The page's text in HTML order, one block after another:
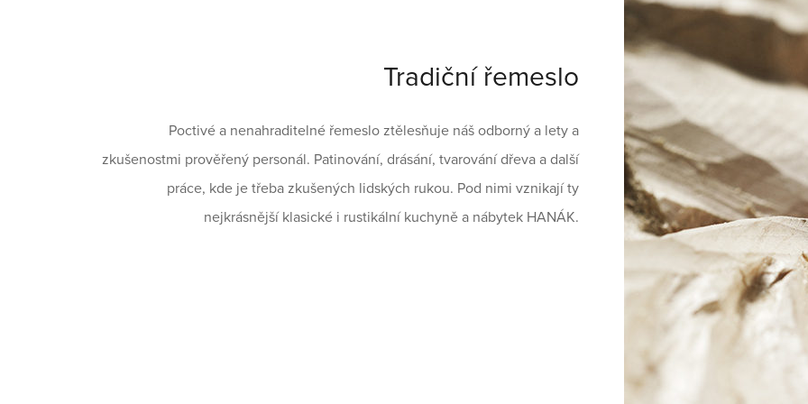
Tradiční řemeslo
Poctivé a nenahraditelné řemeslo ztělesňuje náš odborný a lety a
zkušenostmi prověřený personál. Patinování, drásání, tvarování dřeva a další
práce, kde je třeba zkušených lidských rukou. Pod nimi vznikají ty
nejkrásnější klasické i rustikální kuchyně a nábytek HANÁK.